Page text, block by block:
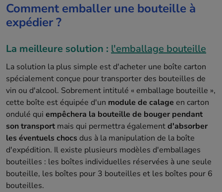
Comment emballer une bouteille à
expédier ?
La meilleure solution : l'emballage bouteille
La solution la plus simple est d'acheter une boîte carton
spécialement conçue pour transporter des bouteilles de
vin ou d'alcool. Sobrement intitulé « emballage bouteille »,
cette boîte est équipée d'un module de calage en carton
ondulé qui empêchera la bouteille de bouger pendant
son transport mais qui permettra égalementd'absorber
les éventuels chocs dus à la manipulation de la boîte
d'expédition. Il existe plusieurs modèles d'emballages
bouteilles : les boîtes individuelles réservées à une seule
bouteille, les boîtes pour 3 bouteilles et les boîtes pour 6
bouteilles.